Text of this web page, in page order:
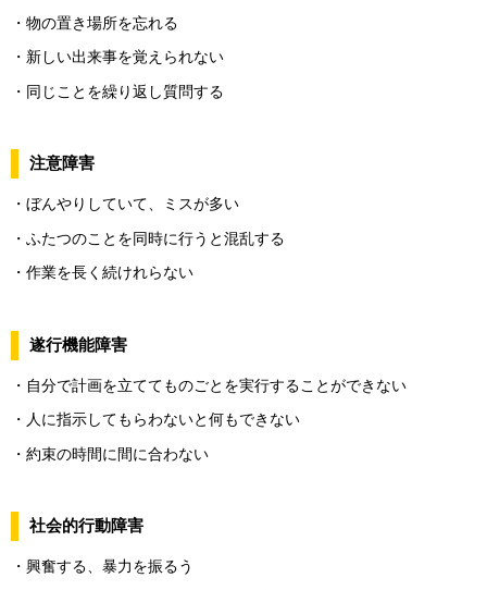
・物の置き場所を忘れる
・新しい出来事を覚えられない
・同じことを繰り返し質問する
注意障害
・ぼんやりしていて、ミスが多い
・ふたつのことを同時に行うと混乱する
・作業を長く続けれらない
遂行機能障害
・自分で計画を立ててものごとを実行することができない
・人に指示してもらわないと何もできない
・約束の時間に間に合わない
社会的行動障害
・興奮する、暴力を振るう